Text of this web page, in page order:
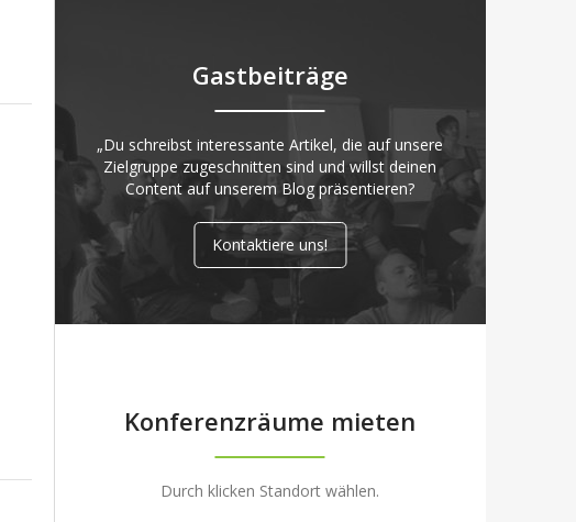
Gastbeiträge
„Du schreibst interessante Artikel, die auf unsere
Zielgruppe zugeschnitten sind und willst deinen
Content auf unserem Blog präsentieren?
Kontaktiere uns!
Konferenzräume mieten
Durch klicken Standort wählen.